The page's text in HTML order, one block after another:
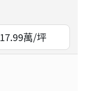
17.99萬/坪